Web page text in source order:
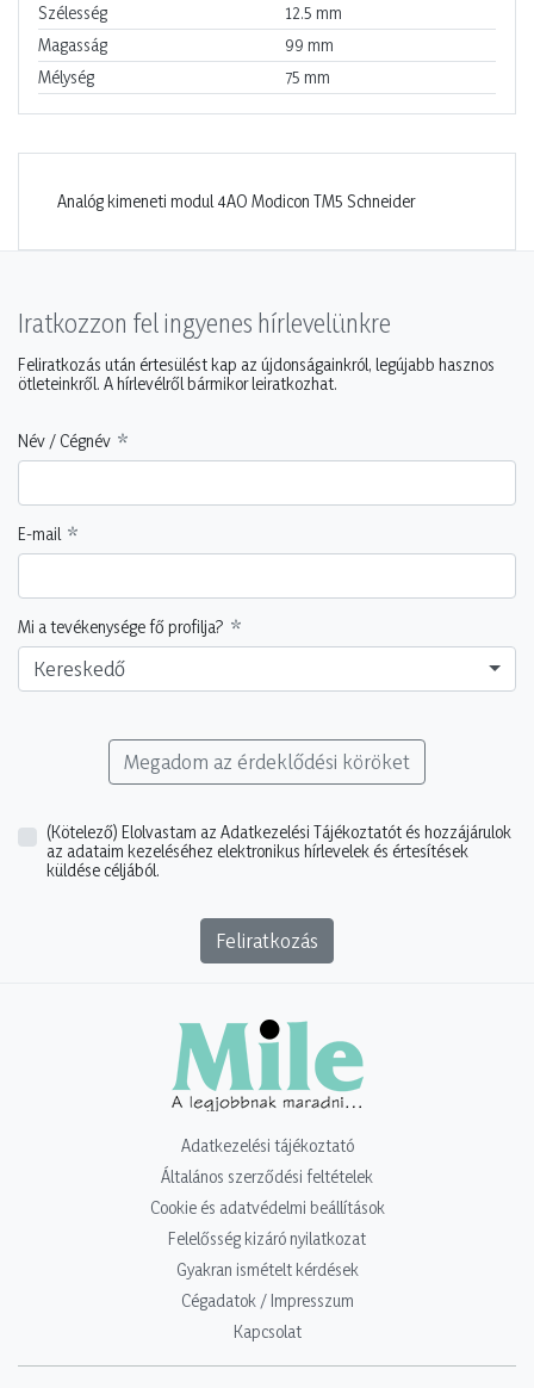
Szélesség 12.5 mm
Magasság
99 mm
Mélység
75 mm
Analóg kimeneti modul 4AO Modicon TM5 Schneider
Iratkozzon fel ingyenes hírlevelünkre
Feliratkozás után értesülést kap az újdonságainkról, legújabb hasznos
ötleteinkről. A hírlevélről bármikor leiratkozhat.
Név / Cégnév
E-mail
Mi a tevékenysége fő profilja?
Kereskedő
Megadom az érdeklődési köröket
(Kötelező) Elolvastam az Adatkezelési Tájékoztatót és hozzájárulok
az adataim kezeléséhez elektronikus hírlevelek és értesítések
küldése céljából.
Feliratkozás
Adatkezelési tájékoztató
Általános szerződési feltételek
Cookie és adatvédelmi beállítások
Felelősség kizáró nyilatkozat
Gyakran ismételt kérdések
Cégadatok / Impresszum
Kapcsolat